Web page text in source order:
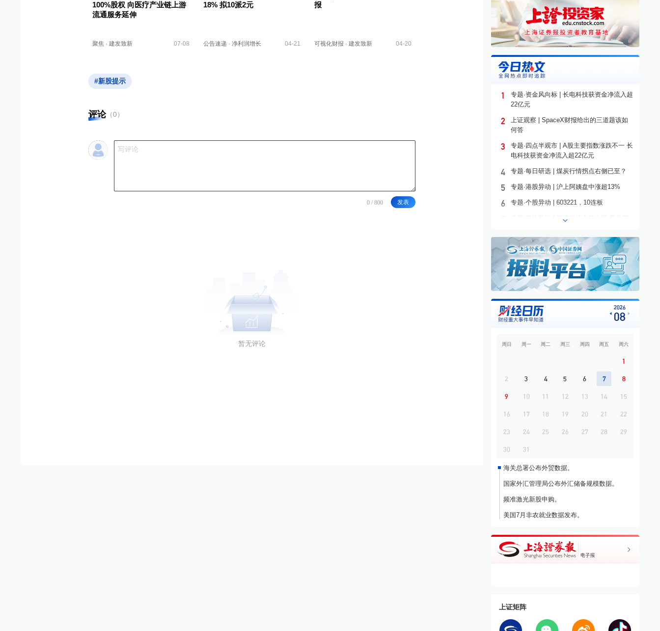
100%股权 向医疗产业链上游
流通服务延伸
聚焦 · 建发致新 07-08
18% 拟10派2元
公告速递 · 净利润增长 04-21
报
可视化财报 · 建发致新 04-20 04-20
100%股权 向医疗产业链上游
流通服务延伸
聚焦·建发致新 07-08
#新股提示
评论（0）
发表
暂无评论
1
专题·资金风向标 | 长电科技获资金净流入超
22亿元
2
上证观察 | SpaceX财报给出的三道题该如
何答
3
专题·四点半观市 | A股主要指数涨跌不一 长
电科技获资金净流入超22亿元
4 专题·每日研选 | 煤炭行情拐点右侧已至？
5 专题·港股异动 | 沪上阿姨盘中涨超13%
6 专题·个股异动 | 603221，10连板
专题·板块异动 | 煤炭板块大幅上涨 昊华能
专题·国际晨讯 | Alphabet启动250亿美元发
债 美国将对多晶硅衍生品加征15%关税
开盘必读
10
专题·中东战云 | 霍尔木兹海峡通航协议接近
2026
08
周日 周一 周二 周三 周四 周五 周六
1
2 3 4 5 6 7 8
9 10 11 12 13 14 15
16 17 18 19 20 21 22
23 24 25 26 27 28 29
30 31
海关总署公布外贸数据。
国家外汇管理局公布外汇储备规模数据。
频准激光新股申购。
美国7月非农就业数据发布。
上证矩阵